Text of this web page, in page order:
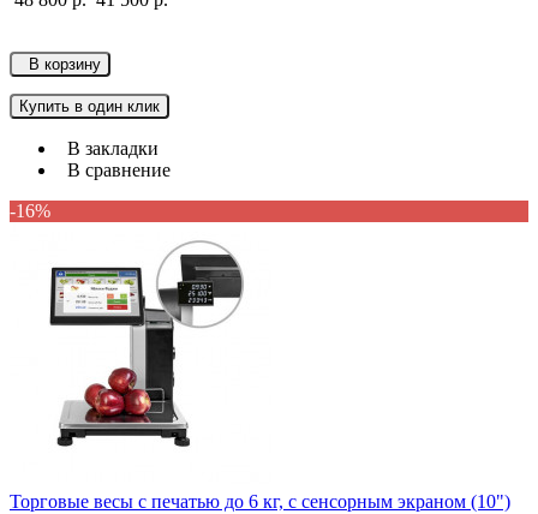
В корзину
Купить в один клик
В закладки
В сравнение
-16%
Торговые весы с печатью до 6 кг, с сенсорным экраном (10")